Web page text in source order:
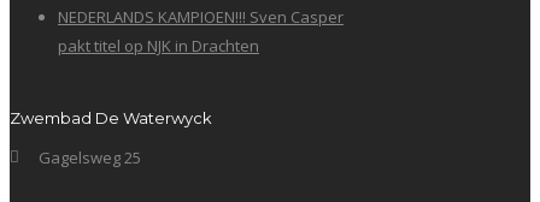
NEDERLANDS KAMPIOEN!!! Sven Casper
pakt titel op NJK in Drachten
Zwembad De Waterwyck
Gagelsweg 25